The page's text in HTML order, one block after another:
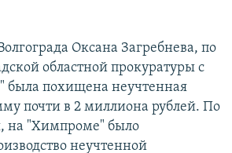
РАССЫЛКУ
Оксана Загребнева, по
областной прокуратуры с
была похищена неучтенная
почти в 2 миллиона рублей. По
на "Химпроме" было
неучтенной